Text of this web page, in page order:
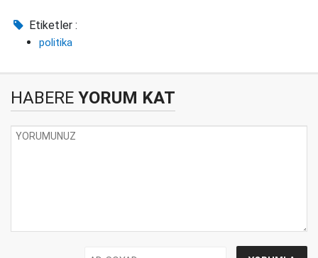
Etiketler :
politika
HABERE YORUM KAT